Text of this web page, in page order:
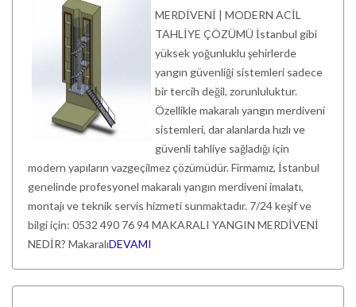
MERDİVENİ | MODERN ACİL
TAHLİYE ÇÖZÜMÜ İstanbul gibi
yüksek yoğunluklu şehirlerde
yangın güvenliği sistemleri sadece
bir tercih değil, zorunluluktur.
Özellikle makaralı yangın merdiveni
sistemleri, dar alanlarda hızlı ve
güvenli tahliye sağladığı için
modern yapıların vazgeçilmez çözümüdür. Firmamız, İstanbul
genelinde profesyonel makaralı yangın merdiveni imalatı,
montajı ve teknik servis hizmeti sunmaktadır. 7/24 keşif ve
bilgi için: 0532 490 76 94 MAKARALI YANGIN MERDİVENİ
NEDİR? MakaralıDEVAMI